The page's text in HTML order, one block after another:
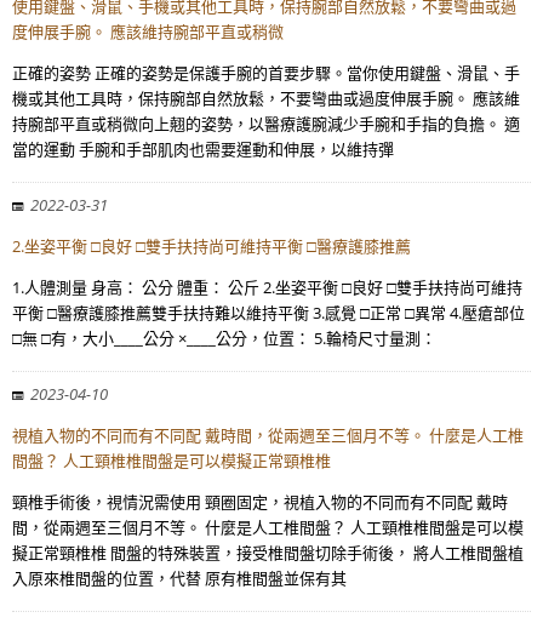
使用鍵盤、滑鼠、手機或其他工具時，保持腕部自然放鬆，不要彎曲或過
度伸展手腕。 應該維持腕部平直或稍微
正確的姿勢 正確的姿勢是保護手腕的首要步驟。當你使用鍵盤、滑鼠、手
機或其他工具時，保持腕部自然放鬆，不要彎曲或過度伸展手腕。 應該維
持腕部平直或稍微向上翹的姿勢，以醫療護腕減少手腕和手指的負擔。 適
當的運動 手腕和手部肌肉也需要運動和伸展，以維持彈
2022-03-31
2.坐姿平衡 □良好 □雙手扶持尚可維持平衡 □醫療護膝推薦
1.人體測量 身高： 公分 體重： 公斤 2.坐姿平衡 □良好 □雙手扶持尚可維持
平衡 □醫療護膝推薦雙手扶持難以維持平衡 3.感覺 □正常 □異常 4.壓瘡部位
□無 □有，大小____公分 ×____公分，位置： 5.輪椅尺寸量測：
2023-04-10
視植入物的不同而有不同配 戴時間，從兩週至三個月不等。 什麼是人工椎
間盤？ 人工頸椎椎間盤是可以模擬正常頸椎椎
頸椎手術後，視情況需使用 頸圈固定，視植入物的不同而有不同配 戴時
間，從兩週至三個月不等。 什麼是人工椎間盤？ 人工頸椎椎間盤是可以模
擬正常頸椎椎 間盤的特殊裝置，接受椎間盤切除手術後， 將人工椎間盤植
入原來椎間盤的位置，代替 原有椎間盤並保有其